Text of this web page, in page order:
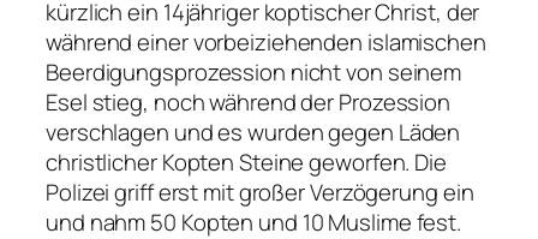
kürzlich ein 14jähriger koptischer Christ, der
während einer vorbeiziehenden islamischen
Beerdigungsprozession nicht von seinem
Esel stieg, noch während der Prozession
verschlagen und es wurden gegen Läden
christlicher Kopten Steine geworfen. Die
Polizei griff erst mit großer Verzögerung ein
und nahm 50 Kopten und 10 Muslime fest.